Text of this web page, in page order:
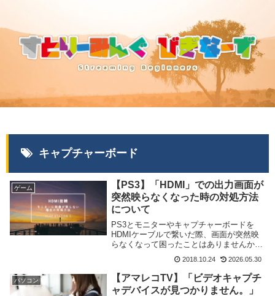
キャプチャーボード
ゲーム
【PS3】「HDMI」での出力画面が
突然映らなくなった時の対処方法
について
PS3とモニターやキャプチャーボードを
HDMIケーブルで繋いだ際、画面が突然映
らなくなって困ったことはありませんか？
レ」が原因の場合、簡単な操作でリセット
できます。久々にPS3を起動して映らない
時の対処法を分かりやすく解説しました。
2018.10.24 2026.05.30
パソコン
【アマレコTV】「ビデオキャプチ
ャデバイスが見つかりません。」